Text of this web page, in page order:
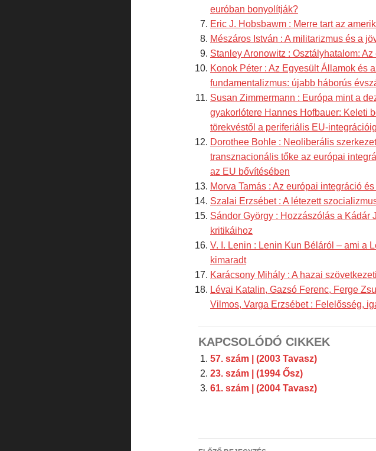
euróban bonyolítják?
Eric J. Hobsbawm : Merre tart az
Mészáros István : A militarizmus és a
Stanley Aronowitz : Osztályhatalom:
Konok Péter : Az Egyesült Államok és
fundamentalizmus: újabb háborús
Susan Zimmermann : Európa mint a
gyakorlótere Hannes Hofbauer: Keleti
törekvéstől a periferiális EU-
Dorothee Bohle : Neoliberális
transznacionális tőke az európai
az EU bővítésében
Morva Tamás : Az európai integráció
Szalai Erzsébet : A létezett
Sándor György : Hozzászólás a Kádár
kritikáihoz
V. I. Lenin : Lenin Kun Béláról – ami a
kimaradt
Karácsony Mihály : A hazai
Lévai Katalin, Gazsó Ferenc, Ferge
Vilmos, Varga Erzsébet : Felelősség,
KAPCSOLÓDÓ CIKKEK
57. szám | (2003 Tavasz)
23. szám | (1994 Ősz)
61. szám | (2004 Tavasz)
Bejegyzés